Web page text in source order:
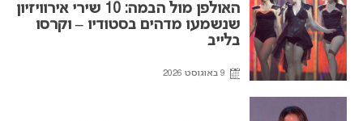
האולפן מול הבמה: 10 שירי אירוויזיון
שנשמעו מדהים בסטודיו – וקרסו
בלייב
9 באוגוסט 2026